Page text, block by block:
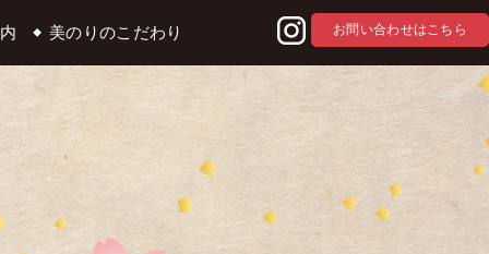
美のりのこだわり お問い合わせはこちら